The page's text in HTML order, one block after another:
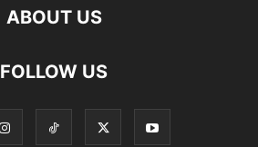
ABOUT US
FOLLOW US